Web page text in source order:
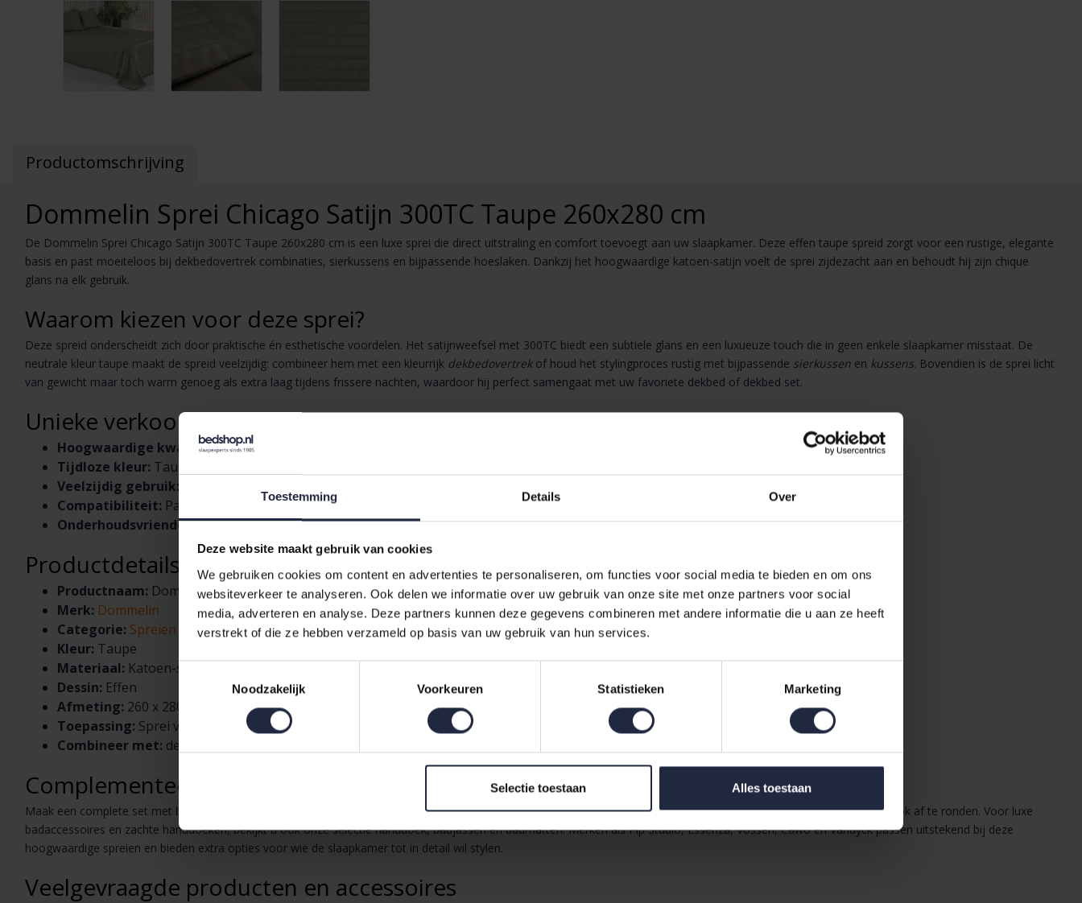
Toestemming Details Over
Deze website maakt gebruik van cookies
We gebruiken cookies om content en advertenties te personaliseren, om functies voor social media te bieden en om ons
websiteverkeer te analyseren. Ook delen we informatie over uw gebruik van onze site met onze partners voor social
media, adverteren en analyse. Deze partners kunnen deze gegevens combineren met andere informatie die u aan ze heeft
verstrekt of die ze hebben verzameld op basis van uw gebruik van hun services.
Toestemmingsselectie
Noodzakelijk
Voorkeuren Statistieken Marketing
Selectie toestaan Alles toestaan
Productomschrijving
Dommelin Sprei Chicago Satijn 300TC Taupe 260x280 cm
De Dommelin Sprei Chicago Satijn 300TC Taupe 260x280 cm is een luxe sprei die direct uitstraling en comfort toevoegt aan uw slaapkamer. Deze effen taupe spreid zorgt voor een rustige, elegante
basis en past moeiteloos bij dekbedovertrek combinaties, sierkussens en bijpassende hoeslaken. Dankzij het hoogwaardige katoen-satijn voelt de sprei zijdezacht aan en behoudt hij zijn chique
glans na elk gebruik.
Waarom kiezen voor deze sprei?
Deze spreid onderscheidt zich door praktische én esthetische voordelen. Het satijnweefsel met 300TC biedt een subtiele glans en een luxueuze touch die in geen enkele slaapkamer misstaat. De
neutrale kleur taupe maakt de spreid veelzijdig: combineer hem met een kleurrijk dekbedovertrekof houd het stylingproces rustig met bijpassende sierkussen en kussens. Bovendien is de sprei licht
van gewicht maar toch warm genoeg als extra laag tijdens frissere nachten, waardoor hij perfect samengaat met uw favoriete dekbed of dekbed set.
Unieke verkooppunten
Hoogwaardige kwaliteit:Gemaakt van katoen-satijn met 300TC voor duurzaamheid en comfort.
Tijdloze kleur: Taupe biedt een neutrale en stijlvolle basis voor elk interieur.
Veelzijdig gebruik:
Compatibiliteit: Past bij diverse dekbedovertrek
-stijlen, inclusief kinderdekbedovertek en designcollecties.
Onderhoudsvriendelijk:Eenvoudig te wassen en kleurvast bij normaal huishoudelijk gebruik.
Productdetails
Productnaam: Dommelin Sprei Chicago Satijn 300TC Taupe 260x280 cm
Merk: Dommelin
Categorie: Spreien & quilts(Accessoires)
Kleur: Taupe
Materiaal: Katoen-satijn (300TC)
Dessin: Effen
Afmeting: 260 x 280 cm
Toepassing: Sprei voor bedden, geschikt als decoratieve laag of extra warmte
Combineer met: dekbed, dekbed set, dekbedovertrek, hoeslaken, kussens, kussensloop, sierkussen
Complementeer uw slaapkamer
Maak een complete set met bijpassende items zoals een matrasbeschermer of molton voor bescherming, of kies eendekbeden bijpassenddekbedovertrekom de look af te ronden. Voor luxe
badaccessoires en zachte handdoeken, bekijkt u ook onze selectie handdoek, badjassen en badmatten. Merken als Pip Studio, Essenza, Vossen, Cawo en Vandyck passen uitstekend bij deze
hoogwaardige spreien en bieden extra opties voor wie de slaapkamer tot in detail wil stylen.
Veelgevraagde producten en accessoires